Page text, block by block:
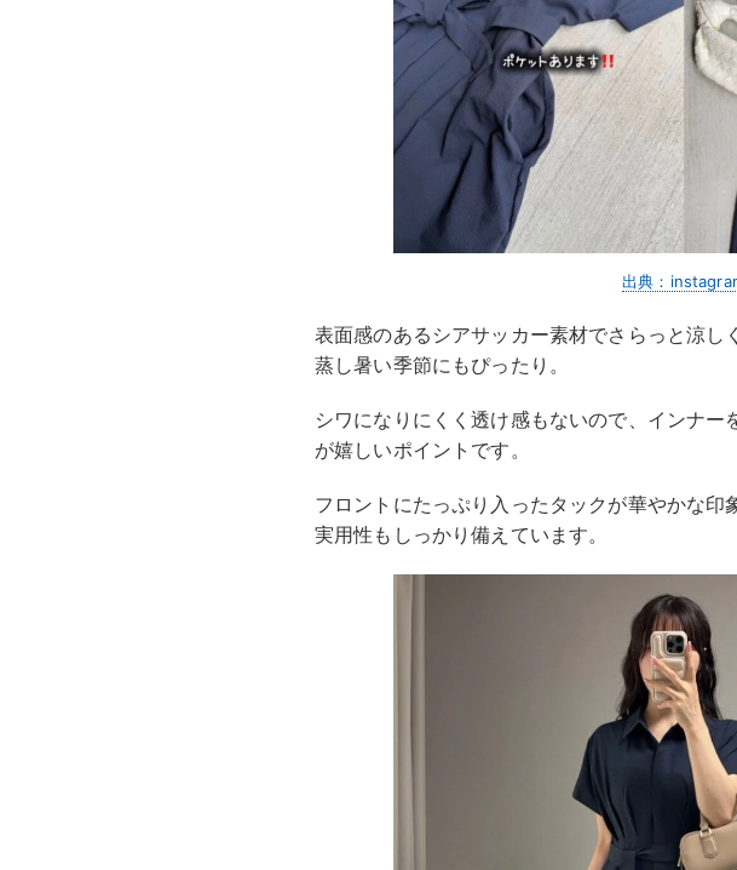
出典：
表面感のあるシアサッカー素材でさらっと涼し
蒸し暑い季節にもぴったり。
シワになりにくく透け感もないので、インナー
が嬉しいポイントです。
フロントにたっぷり入ったタックが華やかな
実用性もしっかり備えています。